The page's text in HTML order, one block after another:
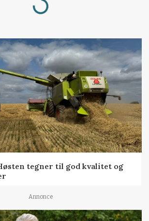
Loading...
tegner til god kvalitet og
Annonce